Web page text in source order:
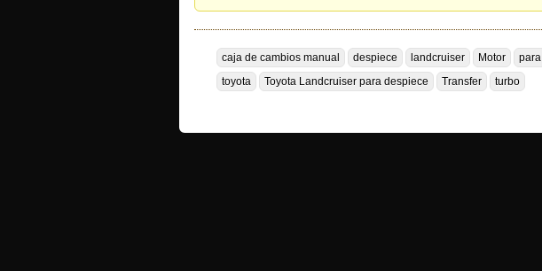
caja de cambios manual despiece landcruiser Motor para
toyota
Toyota Landcruiser para despiece Transfer turbo